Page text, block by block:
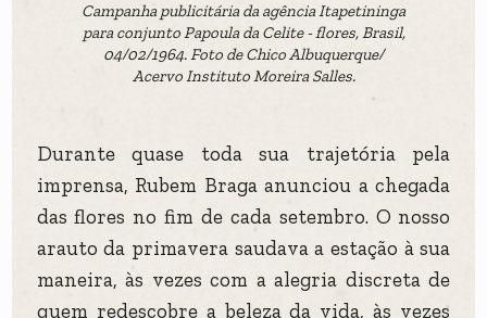
Campanha publicitária da agência Itapetininga
para conjunto Papoula da Celite - flores, Brasil,
04/02/1964. Foto de Chico Albuquerque/
Acervo Instituto Moreira Salles.
Durante quase toda sua trajetória pela
imprensa, Rubem Braga anunciou a chegada
das flores no fim de cada setembro. O nosso
arauto da primavera saudava a estação à sua
maneira, às vezes com a alegria discreta de
quem redescobre a beleza da vida, às vezes